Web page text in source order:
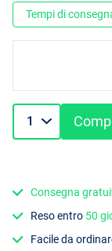
Tempi di
Consegna
Reso entro 50
Facile da